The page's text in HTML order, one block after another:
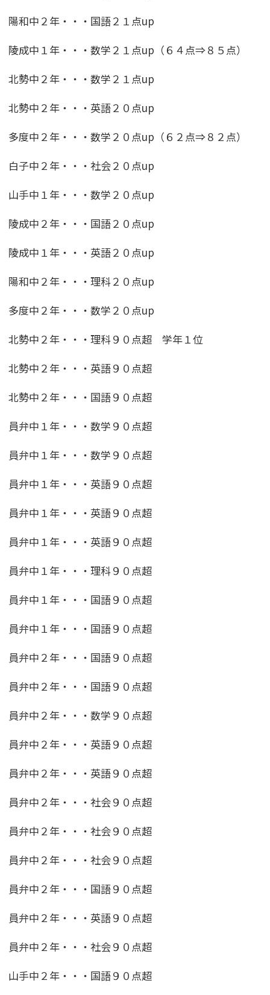
陽和中２年・・・国語２１点up
陵成中１年・・・数学２１点up（６４点⇒８５点）
北勢中２年・・・数学２１点up
北勢中２年・・・英語２０点up
多度中２年・・・数学２０点up（６２点⇒８２点）
白子中２年・・・社会２０点up
山手中１年・・・数学２０点up
陵成中２年・・・国語２０点up
陵成中１年・・・英語２０点up
陽和中２年・・・理科２０点up
多度中２年・・・数学２０点up
北勢中２年・・・理科９０点超 学年１位
北勢中２年・・・英語９０点超
北勢中２年・・・国語９０点超
員弁中１年・・・数学９０点超
員弁中１年・・・数学９０点超
員弁中１年・・・英語９０点超
員弁中１年・・・英語９０点超
員弁中１年・・・英語９０点超
員弁中１年・・・理科９０点超
員弁中１年・・・国語９０点超
員弁中１年・・・国語９０点超
員弁中２年・・・国語９０点超
員弁中２年・・・国語９０点超
員弁中２年・・・数学９０点超
員弁中２年・・・英語９０点超
員弁中２年・・・英語９０点超
員弁中２年・・・社会９０点超
員弁中２年・・・社会９０点超
員弁中２年・・・社会９０点超
員弁中２年・・・国語９０点超
員弁中２年・・・英語９０点超
員弁中２年・・・社会９０点超
山手中２年・・・国語９０点超